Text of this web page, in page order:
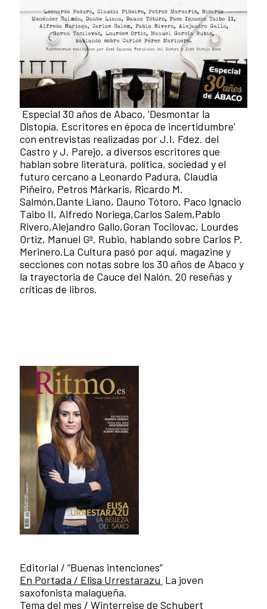
Especial 30 años de Abaco, 'Desmontar la
Distopía. Escritores en época de incertidumbre'
con entrevistas realizadas por J.I. Fdez. del
Castro y J. Parejo, a diversos escritores que
hablan sobre literatura, política, sociedad y el
futuro cercano a Leonardo Padura, Claudia
Piñeiro, Petros Márkaris, Ricardo M.
Salmón,Dante Liano, Dauno Tótoro, Paco Ignacio
Taibo II, Alfredo Noriega,Carlos Salem,Pablo
Rivero,Alejandro Gallo,Goran Tocilovac, Lourdes
Ortiz, Manuel Gª. Rubio, hablando sobre Carlos P.
Merinero.La Cultura pasó por aquí, magazine y
secciones con notas sobre los 30 años de Abaco y
la trayectoria de Cauce del Nalón. 20 reseñas y
críticas de libros.
Editorial / “Buenas intenciones”
En Portada / Elisa Urrestarazu La joven
saxofonista malagueña.
Tema del mes / Winterreise de Schubert